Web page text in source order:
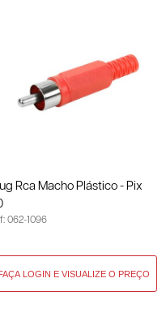
Rca Macho Plástico - Pix
062-1096